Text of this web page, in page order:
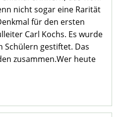
nicht sogar eine Rarität
für den ersten
Carl Kochs. Es wurde
Schülern gestiftet. Das
zusammen.Wer heute